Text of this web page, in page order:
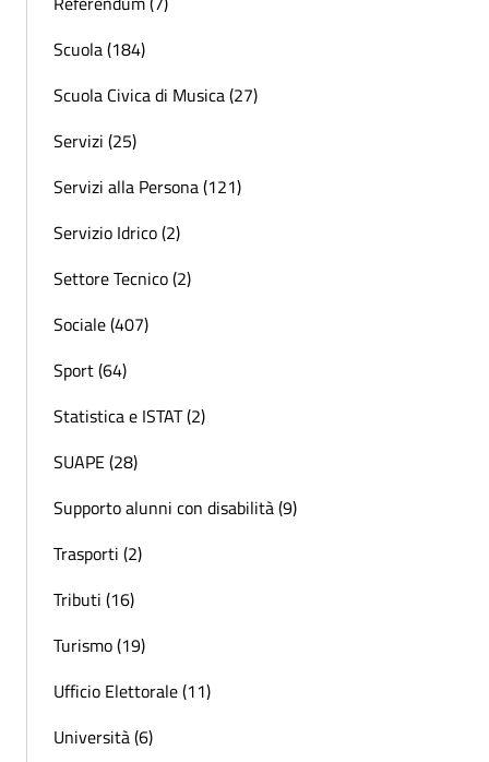
Scuola (184)
Scuola Civica di Musica (27)
Servizi (25)
Servizi alla Persona (121)
Servizio Idrico (2)
Settore Tecnico (2)
Sociale (407)
Sport (64)
Statistica e ISTAT (2)
SUAPE (28)
Supporto alunni con disabilità (9)
Trasporti (2)
Tributi (16)
Turismo (19)
Ufficio Elettorale (11)
Università (6)